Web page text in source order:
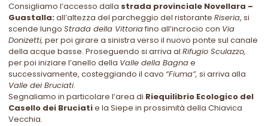
Consigliamo l’accesso dalla strada provinciale Novellara –
Guastalla:all’altezza del parcheggio del ristoranteRiseria, si
scende lungoStrada della Vittoriafino all’incrocio con Via
Donizetti, per poi girare a sinistra verso il nuovo ponte sul canale
della acque basse. Proseguendo si arriva alRifugio Sculazzo,
per poi iniziare l’anello della Valle della Bagnae
successivamente, costeggiando il cavo“Fiuma”, si arriva alla
Valle dei Bruciati.
Segnaliamo in particolare l’area di Riequilibrio Ecologico del
Casello dei Bruciatie la Siepe in prossimità della Chiavica
Vecchia.